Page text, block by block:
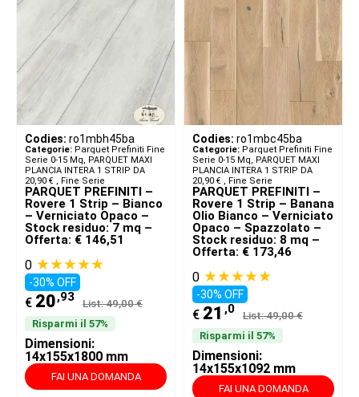
Codies: ro1mbh45ba
Categorie: Parquet Prefiniti Fine
Serie 0-15 Mq, PARQUET MAXI
PLANCIA INTERA 1 STRIP DA
20,90 € ​ , Fine Serie
PARQUET PREFINITI –
Rovere 1 Strip – Bianco
– Verniciato Opaco –
Stock residuo: 7 mq –
Offerta: € 146,51
0 ★★★★★
-30% OFF
€ 20,93 List: 49,00 €
Risparmi il 57%
Dimensioni:
14x155x1800 mm
FAI UNA DOMANDA
Codies: ro1mbc45ba
Categorie: Parquet Prefiniti Fine
Serie 0-15 Mq, PARQUET MAXI
PLANCIA INTERA 1 STRIP DA
20,90 € ​ , Fine Serie
PARQUET PREFINITI –
Rovere 1 Strip – Banana
Olio Bianco – Verniciato
Opaco – Spazzolato –
Stock residuo: 8 mq –
Offerta: € 173,46
0 ★★★★★
-30% OFF
€ 21 ,0 List: 49,00 €
Risparmi il 57%
Dimensioni:
14x155x1092 mm
FAI UNA DOMANDA